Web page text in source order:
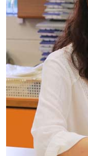
一帶一路 央博
雲起 超
欄目 片庫